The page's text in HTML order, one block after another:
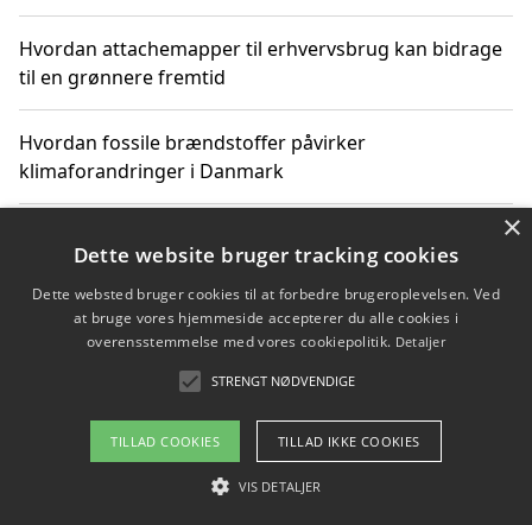
Hvordan attachemapper til erhvervsbrug kan bidrage
til en grønnere fremtid
Hvordan fossile brændstoffer påvirker
klimaforandringer i Danmark
klimaændringer
Hvordan citater om fossile brændstoffer kan ændre
Copyright 2026 - Pilanto Aps
Om / kontakt
×
Dette website bruger tracking cookies
Dette websted bruger cookies til at forbedre brugeroplevelsen. Ved
at bruge vores hjemmeside accepterer du alle cookies i
overensstemmelse med vores cookiepolitik. Detaljer
STRENGT NØDVENDIGE
TILLAD COOKIES TILLAD IKKE COOKIES
VIS DETALJER